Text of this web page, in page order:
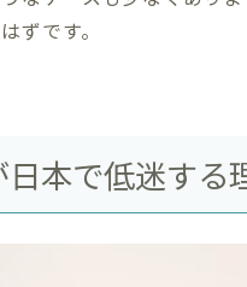
ずです。
本で低迷する